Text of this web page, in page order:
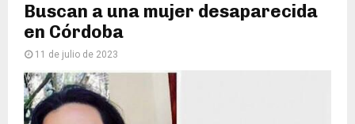
Buscan a una mujer desaparecida
en Córdoba
11 de julio de 2023